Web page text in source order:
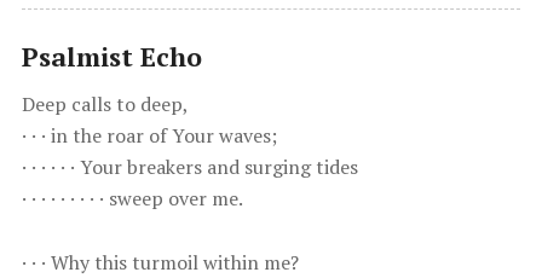
Psalmist Echo
Deep calls to deep,
· · · in the roar of Your waves;
· · · · · · Your breakers and surging tides
· · · · · · · · · sweep over me.
· · · Why this turmoil within me?